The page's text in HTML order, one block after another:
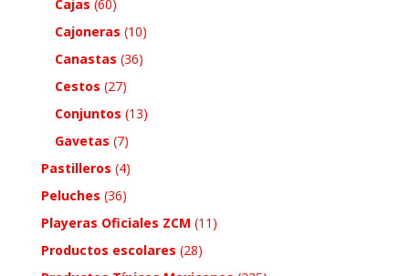
Cajas (60)
Cajoneras (10)
Canastas (36)
Cestos (27)
Conjuntos (13)
Gavetas (7)
Pastilleros (4)
Peluches (36)
Playeras Oficiales ZCM (11)
Productos escolares (28)